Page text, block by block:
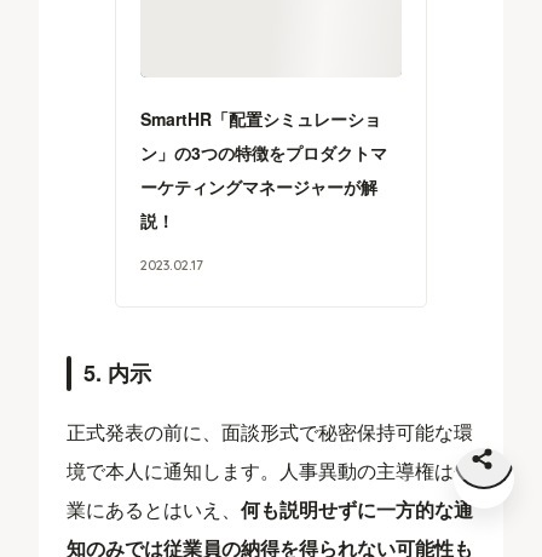
SmartHR「配置シミュレーショ
ン」の3つの特徴をプロダクトマ
ーケティングマネージャーが解
説！
2023.02.17
5. 内示
正式発表の前に、面談形式で秘密保持可能な環
境で本人に通知します。人事異動の主導権は企
業にあるとはいえ、何も説明せずに一方的な通
知のみでは従業員の納得を得られない可能性も